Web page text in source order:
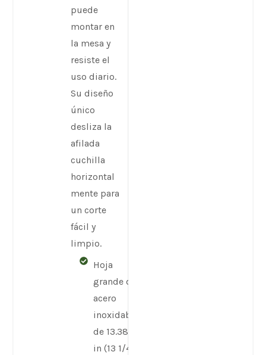
puede
montar en
la mesa y
resiste el
uso diario.
Su diseño
único
desliza la
afilada
cuchilla
horizontal
mente para
un corte
fácil y
limpio.
Hoja
grande de
acero
inoxidable
de 13.386
in (13 1/4")